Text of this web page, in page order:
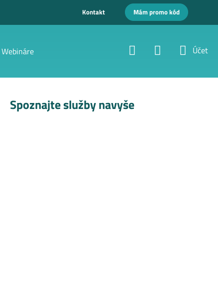
Kontakt Mám promo kód
Webináre Účet
Spoznajte služby navyše